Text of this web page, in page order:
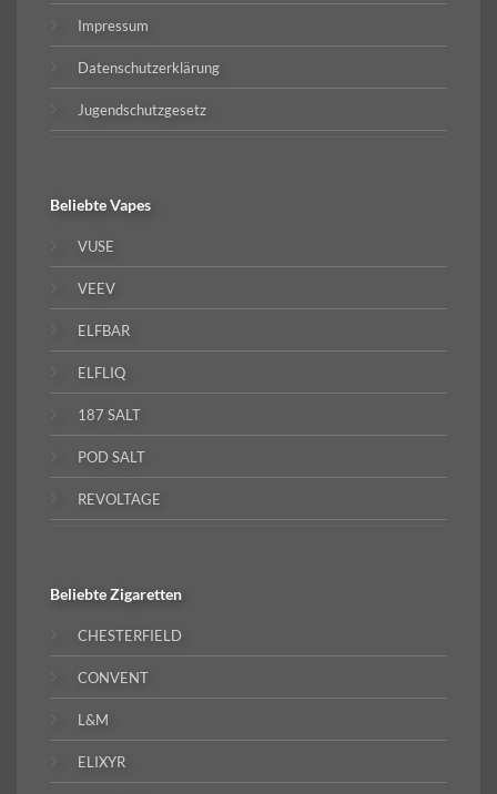
Impressum
Datenschutzerklärung
Jugendschutzgesetz
BeliebteVapes
VUSE
VEEV
ELFBAR
ELFLIQ
187 SALT
POD SALT
REVOLTAGE
BeliebteZigaretten
CHESTERFIELD
CONVENT
L&M
ELIXYR